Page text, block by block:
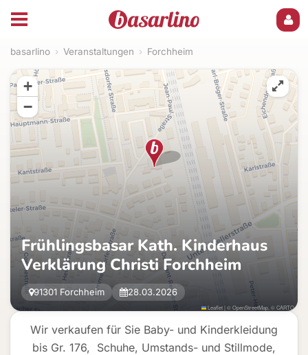
basarlino › Veranstaltungen › Forchheim
Wir verkaufen für Sie Baby- und Kinderkleidung
bis Gr. 176, Schuhe, Umstands- und Stillmode,
Frühlingsbasar Kath. Kinderhaus
Verklärung Christi Forchheim
91301 Forchheim 28.03.2026
+
−
Leaflet|©OpenStreetMap , ©CARTO